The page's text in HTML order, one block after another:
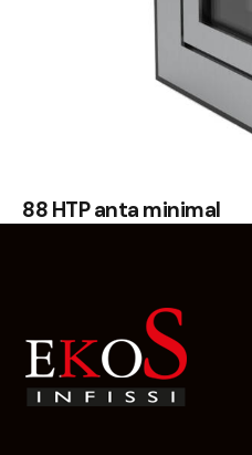
88 HTP anta minimal